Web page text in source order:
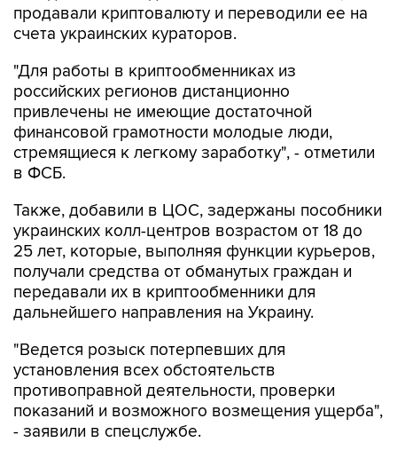
продавали криптовалюту и переводили ее на
счета украинских кураторов.
"Для работы в криптообменниках из
российских регионов дистанционно
привлечены не имеющие достаточной
финансовой грамотности молодые люди,
стремящиеся к легкому заработку", - отметили
в ФСБ.
Также, добавили в ЦОС, задержаны пособники
украинских колл-центров возрастом от 18 до
25 лет, которые, выполняя функции курьеров,
получали средства от обманутых граждан и
передавали их в криптообменники для
дальнейшего направления на Украину.
"Ведется розыск потерпевших для
установления всех обстоятельств
противоправной деятельности, проверки
показаний и возможного возмещения ущерба",
- заявили в спецслужбе.